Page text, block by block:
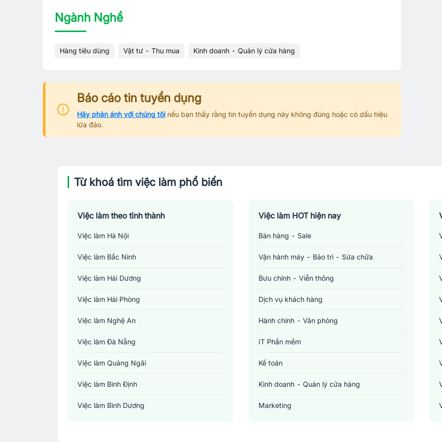
Ngành Nghề
Hàng tiêu dùng Vật tư - Thu mua Kinh doanh - Quản lý cửa hàng
Báo cáo tin tuyển dụng
Hãy phản ánh với chúng tôi nếu bạn thấy rằng tin tuyển dụng này không đúng hoặc có dấu hiệu
lừa đảo.
Từ khoá tìm việc làm phổ biến
Việc làm theo tỉnh thành
Việc làm Hà Nội
Việc làm Bắc Ninh
Việc làm Hải Dương
Việc làm Hải Phòng
Việc làm Nghệ An
Việc làm Đà Nẵng
Việc làm Quảng Ngãi
Việc làm Bình Định
Việc làm Bình Dương
Việc làm HOT hiện nay
Bán hàng - Sale
Vận hành máy - Bảo trì - Sửa chữa
Bưu chính - Viễn thông
Dịch vụ khách hàng
Hành chính - Văn phòng
IT Phần mềm
Kế toán
Kinh doanh - Quản lý cửa hàng
Marketing